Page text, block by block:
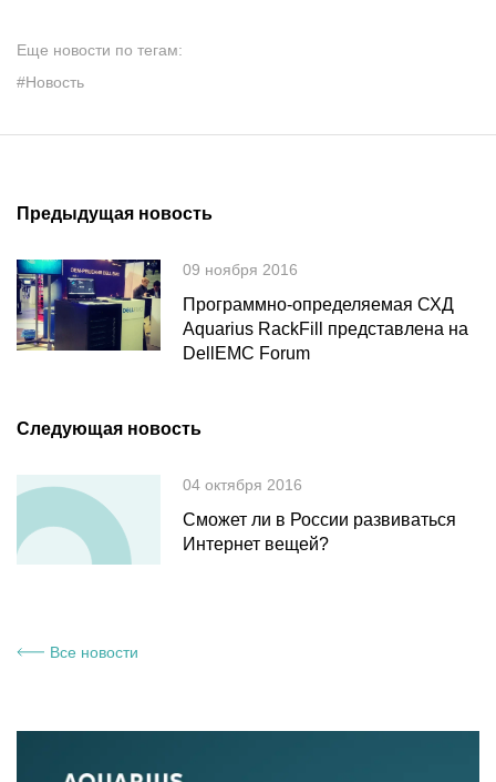
Еще новости по тегам:
#Новость
Предыдущая новость
09 ноября 2016
Программно-определяемая СХД
Aquarius RackFill представлена на
DellEMC Forum
Следующая новость
04 октября 2016
Сможет ли в России развиваться
Интернет вещей?
Все новости